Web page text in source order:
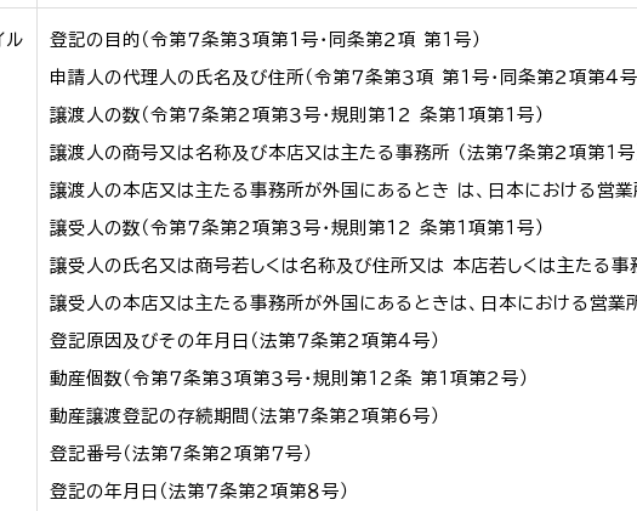
ル 登記の目的（令第７条第３項第１号・同条第２項 第１号）
申請人の代理人の氏名及び住所（令第７条第３項 第１号・同条第２項第４号
譲渡人の数（令第７条第２項第３号・規則第１２ 条第１項第１号）
譲渡人の商号又は名称及び本店又は主たる事務所 （法第７条第２項第１号
譲渡人の本店又は主たる事務所が外国にあるとき は、日本における営業
譲受人の数（令第７条第２項第３号・規則第１２ 条第１項第１号）
譲受人の氏名又は商号若しくは名称及び住所又は 本店若しくは主たる事務
譲受人の本店又は主たる事務所が外国にあるときは、日本における営業
登記原因及びその年月日（法第７条第２項第４号）
動産個数（令第７条第３項第３号・規則第１２条 第１項第２号）
動産譲渡登記の存続期間（法第７条第２項第６号）
登記番号（法第７条第２項第７号）
登記の年月日（法第７条第２項第８号）